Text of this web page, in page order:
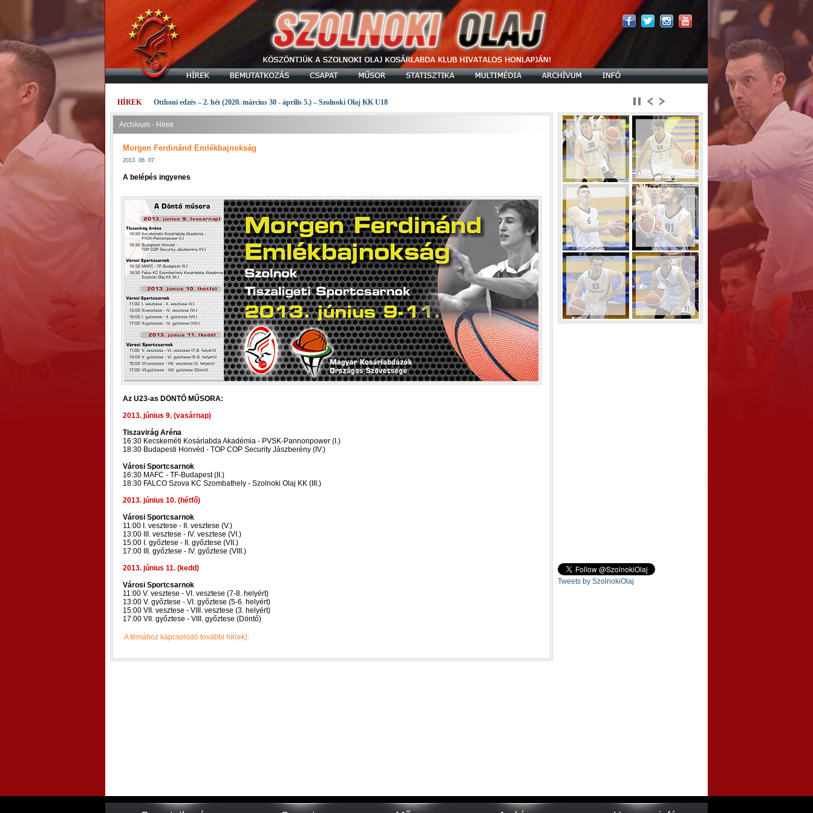
HÍREK Otthoni edzés – 2. hét (2020. március 30 - április 5.) – Szolnoki Olaj KK U18
Archívum - Hírek
Morgen Ferdinánd Emlékbajnokság
2013. 06. 07.
A belépés ingyenes
Az U23-as DÖNTŐ MŰSORA:
2013. június 9. (vasárnap)
Tiszavirág Aréna
16:30 Kecskeméti Kosárlabda Akadémia - PVSK-Pannonpower (I.)
18:30 Budapesti Honvéd - TOP COP Security Jászberény (IV.)
Városi Sportcsarnok
16:30 MAFC - TF-Budapest (II.)
18:30 FALCO Szova KC Szombathely - Szolnoki Olaj KK (III.)
2013. június 10. (hétfő)
Városi Sportcsarnok
11:00 I. vesztese - II. vesztese (V.)
13:00 III. vesztese - IV. vesztese (VI.)
15:00 I. győztese - II. győztese (VII.)
17:00 III. győztese - IV. győztese (VIII.)
2013. június 11. (kedd)
Városi Sportcsarnok
11:00 V. vesztese - VI. vesztese (7-8. helyért)
13:00 V. győztese - VI. győztese (5-6. helyért)
15:00 VII. vesztese - VIII. vesztese (3. helyért)
17:00 VII. győztese - VIII. győztese (Döntő)
A témához kapcsolódó további hír(ek):
Tweets by SzolnokiOlaj